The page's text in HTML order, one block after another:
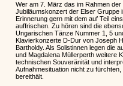
Wer am 7. März das im Rahmen
Jubiläumskonzert der Elser Gruppe
Erinnerung gern mit dem auf Teil
auffrischen. Zu hören sind die
Ungarischen Tänze Nummer 1, 5
Klavierkonzerte D-Dur von Joseph
Bartholdy. Als Solistinnen legen die
und Magdalena Müllerperth weitere
technischen Souveränität und
Aufnahmesituation nicht zu
bereithält.